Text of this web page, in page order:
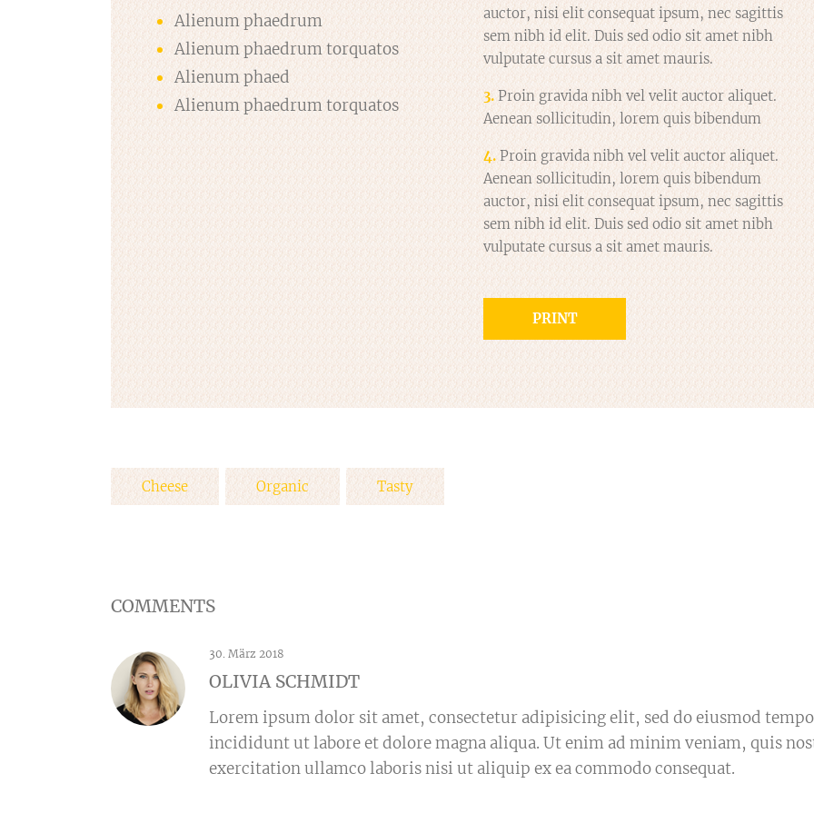
Alienum phaedrum
Alienum phaedrum torquatos
Alienum phaed
Alienum phaedrum torquatos
auctor, nisi elit consequat ipsum, nec sagittis
sem nibh id elit. Duis sed odio sit amet nibh
vulputate cursus a sit amet mauris.
3. Proin gravida nibh vel velit auctor aliquet.
Aenean sollicitudin, lorem quis bibendum
4.Proin gravida nibh vel velit auctor aliquet.
Aenean sollicitudin, lorem quis bibendum
auctor, nisi elit consequat ipsum, nec sagittis
sem nibh id elit. Duis sed odio sit amet nibh
vulputate cursus a sit amet mauris.
PRINT
Cheese Organic Tasty
COMMENTS
30. März 2018
OLIVIA SCHMIDT
Lorem ipsum dolor sit amet, consectetur adipisicing elit, sed do eiusmod
incididunt ut labore et dolore magna aliqua. Ut enim ad minim veniam, quis
exercitation ullamco laboris nisi ut aliquip ex ea commodo consequat.